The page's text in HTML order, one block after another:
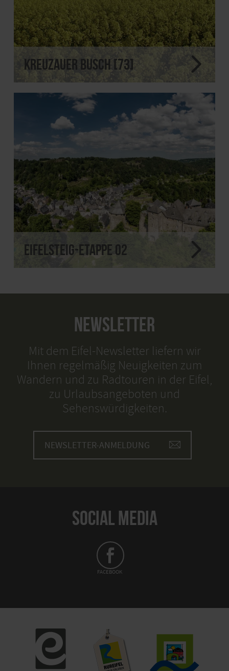
Kreuzauer Busch [73]
Eifelsteig-Etappe 02
NEWSLETTER
Mit dem Eifel-Newsletter liefern wir
Ihnen regelmäßig Neuigkeiten zum
Wandern und zu Radtouren in der Eifel,
zu Urlaubsangeboten und
Sehenswürdigkeiten.
NEWSLETTER-ANMELDUNG
SOCIAL MEDIA
FACEBOOK